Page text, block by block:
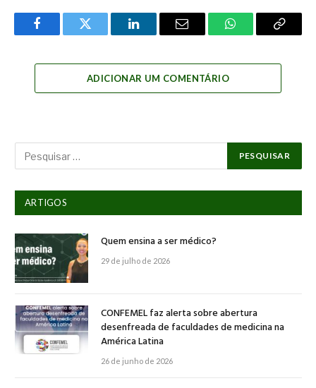
FacebookTwitter LinkedInEmail WhatsAppCopy
ADICIONAR UM COMENTÁRIO
ARTIGOS
Quem ensina a ser médico?
29 de julho de 2026
CONFEMEL faz alerta sobre abertura
desenfreada de faculdades de medicina na
América Latina
26 de junho de 2026